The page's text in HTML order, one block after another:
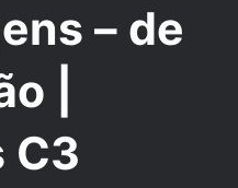
– de
|
C3